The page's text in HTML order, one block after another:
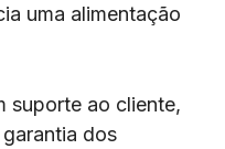
uma alimentação
suporte ao cliente,
dos